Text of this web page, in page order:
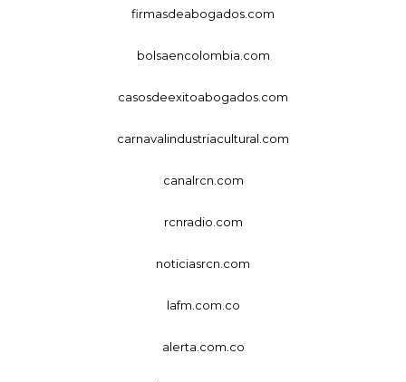
firmasdeabogados.com
bolsaencolombia.com
casosdeexitoabogados.com
carnavalindustriacultural.com
canalrcn.com
rcnradio.com
noticiasrcn.com
lafm.com.co
alerta.com.co